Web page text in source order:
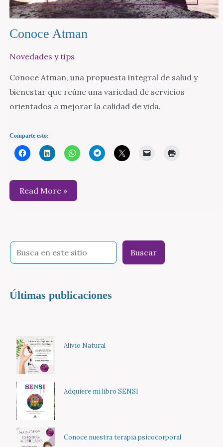
Conoce Atman
Novedades y tips
Conoce Atman, una propuesta integral de salud y
bienestar que reúne una variedad de servicios
orientados a mejorar la calidad de vida.
Comparte esto:
Conoce
Read More »
Buscar
Últimas publicaciones
Alivio Natural
Adquiere mi libro SENSI
Conoce nuestra terapia psicocorporal